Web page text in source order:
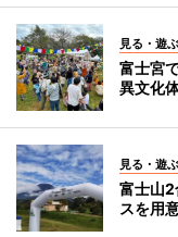
見る・遊ぶ
富士宮
異文化
見る・遊ぶ
富士山
スを用